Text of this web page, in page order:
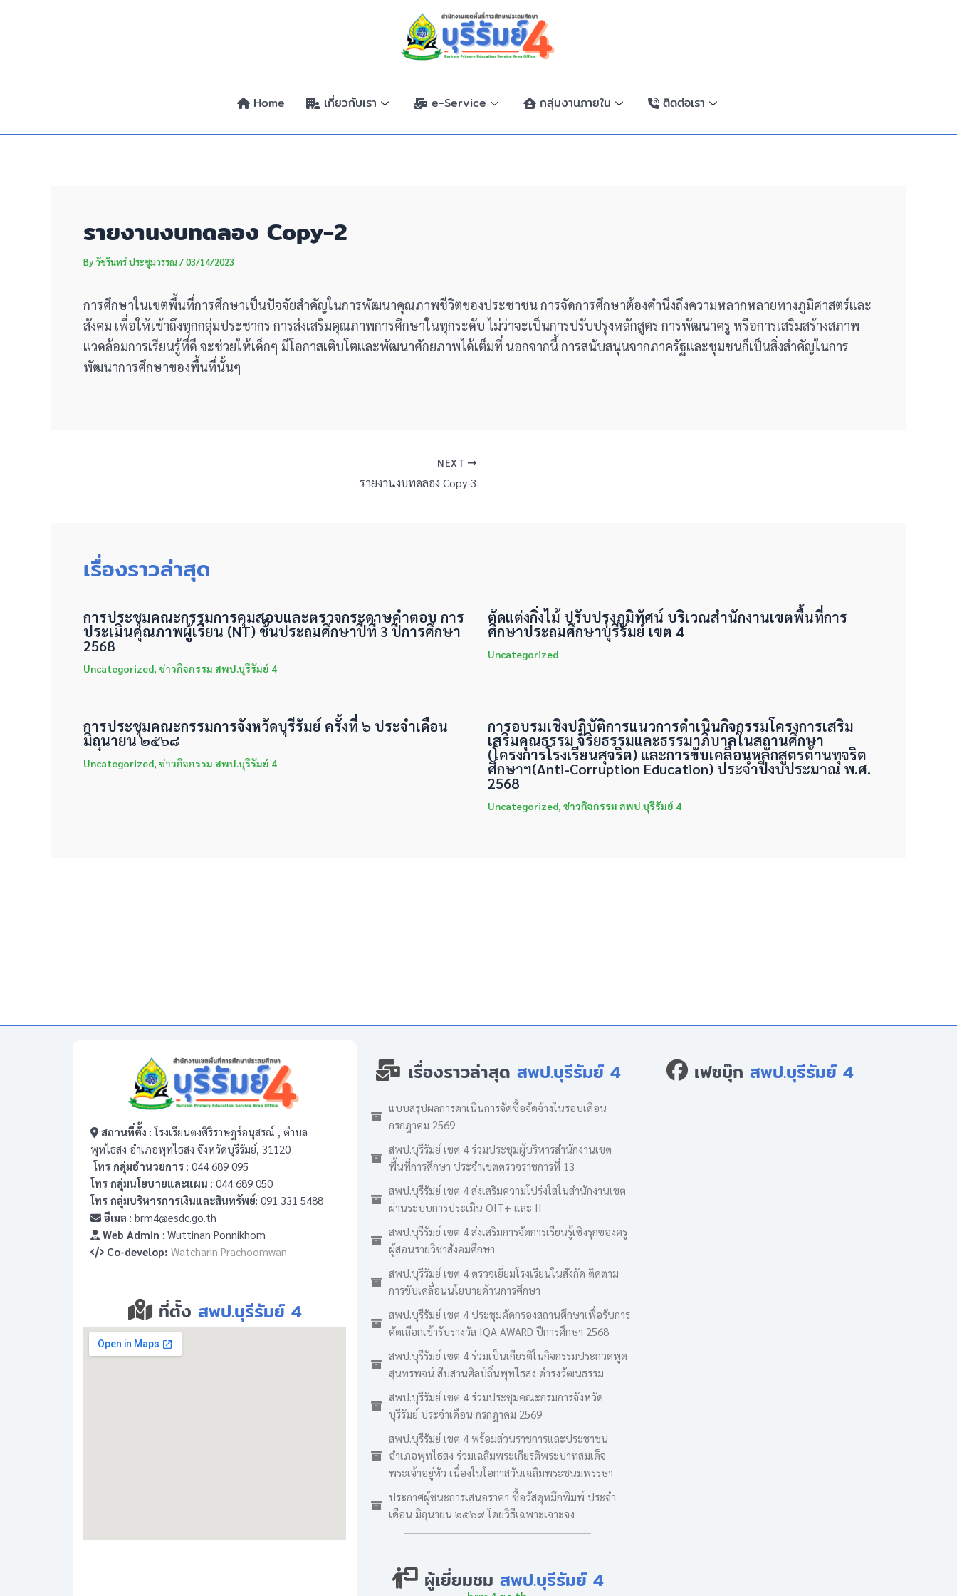
Home เกี่ยวกับเรา e-Service กลุ่มงานภายใน ติดต่อเรา
รายงานงบทดลอง Copy-2
Byวัชรินทร์ ประชุมวรรณ/03/14/2023
การศึกษาในเขตพื้นที่การศึกษาเป็นปัจจัยสำคัญในการพัฒนาคุณภาพชีวิตของประชาชน การจัดการศึกษาต้องคำนึงถึงความหลากหลายทางภูมิศาสตร์และ
สังคม เพื่อให้เข้าถึงทุกกลุ่มประชากร การส่งเสริมคุณภาพการศึกษาในทุกระดับ ไม่ว่าจะเป็นการปรับปรุงหลักสูตร การพัฒนาครู หรือการเสริมสร้างสภาพ
แวดล้อมการเรียนรู้ที่ดี จะช่วยให้เด็กๆ มีโอกาสเติบโตและพัฒนาศักยภาพได้เต็มที่ นอกจากนี้ การสนับสนุนจากภาครัฐและชุมชนก็เป็นสิ่งสำคัญในการ
พัฒนาการศึกษาของพื้นที่นั้นๆ
NEXT
รายงานงบทดลอง Copy-3
เรื่องราวล่าสุด
การประชุมคณะกรรมการคุมสอบและตรวจกระดาษคำตอบ การ
ประเมินคุณภาพผู้เรียน (NT) ชั้นประถมศึกษาปีที่ 3 ปีการศึกษา
2568
Uncategorized ข่าวกิจกรรม สพป.บุรีรัมย์ 4
ตัดแต่งกิ่งไม้ ปรับปรุงภูมิทัศน์ บริเวณสำนักงานเขตพื้นที่การ
ศึกษาประถมศึกษาบุรีรัมย์ เขต 4
Uncategorized
การประชุมคณะกรรมการจังหวัดบุรีรัมย์ ครั้งที่ ๖ ประจำเดือน
มิถุนายน ๒๕๖๘
Uncategorized ข่าวกิจกรรม สพป.บุรีรัมย์ 4
การอบรมเชิงปฏิบัติการแนวการดำเนินกิจกรรมโครงการเสริม
เสริมคุณธรรม จริยธรรมและธรรมาภิบาลในสถานศึกษา
(โครงการโรงเรียนสุจริต) และการขับเคลื่อนหลักสูตรต้านทุจริต
ศึกษาฯ(Anti-Corruption Education) ประจำปีงบประมาณ พ.ศ.
2568
Uncategorized, ข่าวกิจกรรม สพป.บุรีรัมย์ 4
สถานที่ตั้ง : โรงเรียนตงศิริราษฎร์อนุสรณ์ , ตำบล
พุทไธสง อำเภอพุทไธสง จังหวัดบุรีรัมย์, 31120
โทร กลุ่มอำนวยการ : 044 689 095
โทร กลุ่มนโยบายและแผน : 044 689 050
โทร กลุ่มบริหารการเงินและสินทรัพย์: 091 331 5488
อีเมล : brm4@esdc.go.th
Web Admin : Wuttinan Ponnikhom
Co-develop: Watcharin Prachoomwan
ที่ตั้ง สพป.บุรีรัมย์ 4
เรื่องราวล่าสุด สพป.บุรีรัมย์ 4
แบบสรุปผลการดาเนินการจัดซื้อจัดจ้างในรอบเดือน
กรกฎาคม 2569
สพป.บุรีรัมย์ เขต 4 ร่วมประชุมผู้บริหารสำนักงานเขต
พื้นที่การศึกษา ประจำเขตตรวจราชการที่ 13
สพป.บุรีรัมย์ เขต 4 ส่งเสริมความโปร่งใสในสำนักงานเขต
ผ่านระบบการประเมิน OIT+ และ II
สพป.บุรีรัมย์ เขต 4 ส่งเสริมการจัดการเรียนรู้เชิงรุกของครู
ผู้สอนรายวิชาสังคมศึกษา
สพป.บุรีรัมย์ เขต 4 ตรวจเยี่ยมโรงเรียนในสังกัด ติดตาม
การขับเคลื่อนนโยบายด้านการศึกษา
สพป.บุรีรัมย์ เขต 4 ประชุมคัดกรองสถานศึกษาเพื่อรับการ
คัดเลือกเข้ารับรางวัล IQA AWARD ปีการศึกษา 2568
สพป.บุรีรัมย์ เขต 4 ร่วมเป็นเกียรติในกิจกรรมประกวดพูด
สุนทรพจน์ สืบสานศิลป์ถิ่นพุทไธสง ดำรงวัฒนธรรม
สพป.บุรีรัมย์ เขต 4 ร่วมประชุมคณะกรมการจังหวัด
บุรีรัมย์ ประจำเดือน กรกฎาคม 2569
สพป.บุรีรัมย์ เขต 4 พร้อมส่วนราชการและประชาชน
อำเภอพุทไธสง ร่วมเฉลิมพระเกียรติพระบาทสมเด็จ
พระเจ้าอยู่หัว เนื่องในโอกาสวันเฉลิมพระชนมพรรษา
ประกาศผู้ชนะการเสนอราคา ซื้อวัสดุหมึกพิมพ์ ประจำ
เดือน มิถุนายน ๒๕๖๙ โดยวิธีเฉพาะเจาะจง
ผู้เยี่ยมชม สพป.บุรีรัมย์ 4
เฟซบุ๊ก สพป.บุรีรัมย์ 4